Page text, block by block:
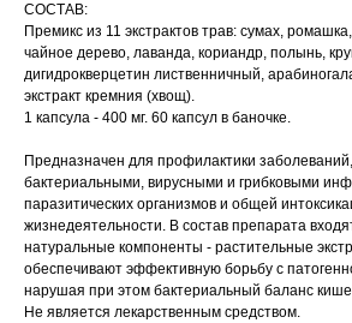
СОСТАВ:
Премикс из 11 экстрактов трав: сумах,
чайное дерево, лаванда, кориандр, полынь,
дигидрокверцетин лиственничный,
экстракт кремния (хвощ).
1 капсула - 400 мг. 60 капсул в баночке.
Предназначен для профилактики
бактериальными, вирусными и грибковыми
паразитических организмов и общей
жизнедеятельности. В состав препарата
натуральные компоненты - растительные
обеспечивают эффективную борьбу с
нарушая при этом бактериальный баланс
Не является лекарственным средством.